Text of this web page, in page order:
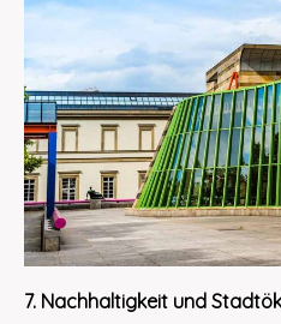
7. Nachhaltigkeit und